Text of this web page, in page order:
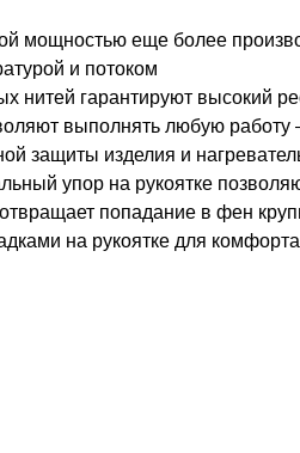
мощностью еще более
и потоком
нитей гарантируют высокий
выполнять любую
защиты изделия и
упор на рукоятке
попадание в фен
на рукоятке для комфорта